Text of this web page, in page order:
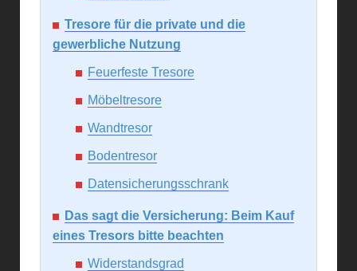
Tresore für die private und die
gewerbliche Nutzung
Feuerfeste Tresore
Möbeltresore
Wandtresor
Bodentresor
Datensicherungsschrank
Das sagt die Versicherung: Beim Kauf
eines Tresors bitte beachten
Widerstandsgrad